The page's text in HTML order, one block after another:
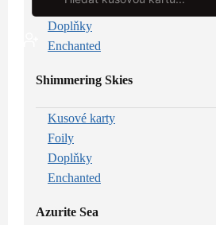
Foily
Doplňky
Enchanted
Shimmering Skies
Kusové karty
Foily
Doplňky
Enchanted
Azurite Sea